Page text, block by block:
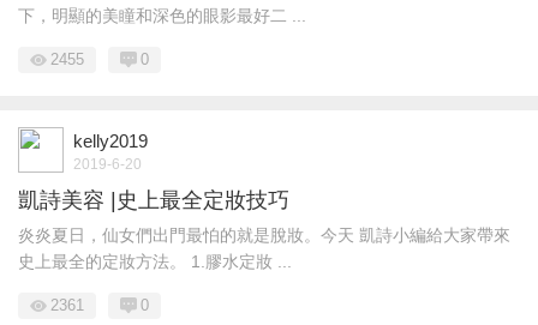
下，明顯的美瞳和深色的眼影最好二 ...
2455 0
kelly2019
2019-6-20
凱詩美容 |史上最全定妝技巧
炎炎夏日，仙女們出門最怕的就是脫妝。今天 凱詩小編給大家帶來
史上最全的定妝方法。 1.膠水定妝 ...
2361 0